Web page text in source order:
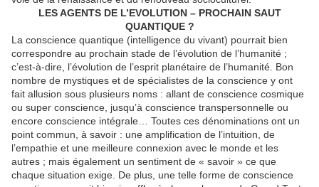
LES AGENTS DE L’EVOLUTION – PROCHAIN SAUT
QUANTIQUE ?
La conscience quantique (intelligence du vivant) pourrait bien
correspondre au prochain stade de l’évolution de l’humanité ;
c’est-à-dire, l’évolution de l’esprit planétaire de l’humanité. Bon
nombre de mystiques et de spécialistes de la conscience y ont
fait allusion sous plusieurs noms : allant de conscience cosmique
ou super conscience, jusqu’à conscience transpersonnelle ou
encore conscience intégrale… Toutes ces dénominations ont un
point commun, à savoir : une amplification de l’intuition, de
l’empathie et une meilleure connexion avec le monde et les
autres ; mais également un sentiment de « savoir » ce que
chaque situation exige. De plus, une telle forme de conscience